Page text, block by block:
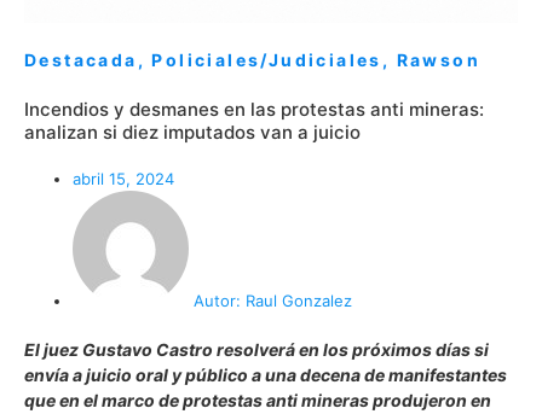
Destacada ,Policiales/Judiciales , Rawson
Incendios y desmanes en las protestas anti mineras:
analizan si diez imputados van a juicio
abril 15, 2024
Autor: Raul Gonzalez
El juez Gustavo Castro resolverá en los próximos días si
envía a juicio oral y público a una decena de manifestantes
que en el marco de protestas anti mineras produjeron en